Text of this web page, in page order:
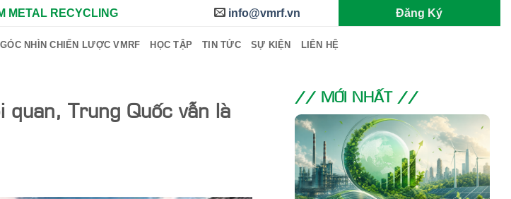
METAL RECYCLING info@vmrf.vn Đăng Ký
GÓC NHÌN CHIẾN LƯỢC VMRF HỌC TẬP TIN TỨC SỰ KIỆN LIÊN HỆ
Trung Quốc vẫn là
// MỚI NHẤT //